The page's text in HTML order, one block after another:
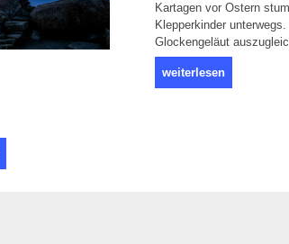
Kartagen vor Ostern
Klepperkinder
Glockengeläut
weiterlesen